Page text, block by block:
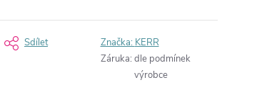
Sdílet Značka: KERR
Záruka: dle podmínek
výrobce